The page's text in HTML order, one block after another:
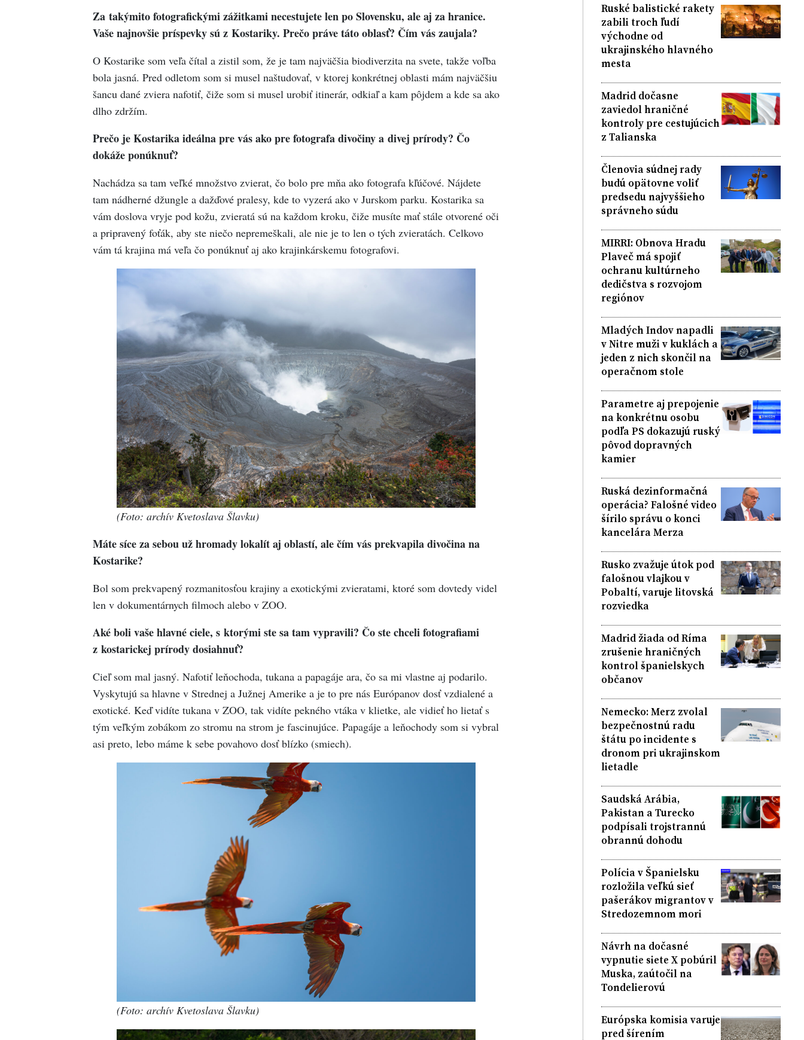
Za takýmito fotografickými zážitkami necestujete len po Slovensku, ale aj za hranice.
Vaše najnovšie príspevky sú z Kostariky. Prečo práve táto oblasť? Čím vás zaujala?
O Kostarike som veľa čítal a zistil som, že je tam najväčšia biodiverzita na svete, takže voľba
bola jasná. Pred odletom som si musel naštudovať, v ktorej konkrétnej oblasti mám najväčšiu
šancu dané zviera nafotiť, čiže som si musel urobiť itinerár, odkiaľ a kam pôjdem a kde sa ako
dlho zdržím.
Prečo je Kostarika ideálna pre vás ako pre fotografa divočiny a divej prírody? Čo
dokáže ponúknuť?
Nachádza sa tam veľké množstvo zvierat, čo bolo pre mňa ako fotografa kľúčové. Nájdete
tam nádherné džungle a dažďové pralesy, kde to vyzerá ako v Jurskom parku. Kostarika sa
vám doslova vryje pod kožu, zvieratá sú na každom kroku, čiže musíte mať stále otvorené oči
a pripravený foťák, aby ste niečo nepremeškali, ale nie je to len o tých zvieratách. Celkovo
vám tá krajina má veľa čo ponúknuť aj ako krajinkárskemu fotografovi.
(Foto: archív Kvetoslava Šlavku)
Máte síce za sebou už hromady lokalít aj oblastí, ale čím vás prekvapila divočina na
Kostarike?
Bol som prekvapený rozmanitosťou krajiny a exotickými zvieratami, ktoré som dovtedy videl
len v dokumentárnych filmoch alebo v ZOO.
Aké boli vaše hlavné ciele, s ktorými ste sa tam vypravili? Čo ste chceli fotografiami
z kostarickej prírody dosiahnuť?
Cieľ som mal jasný. Nafotiť leňochoda, tukana a papagáje ara, čo sa mi vlastne aj podarilo.
Vyskytujú sa hlavne v Strednej a Južnej Amerike a je to pre nás Európanov dosť vzdialené a
exotické. Keď vidíte tukana v ZOO, tak vidíte pekného vtáka v klietke, ale vidieť ho lietať s
tým veľkým zobákom zo stromu na strom je fascinujúce. Papagáje a leňochody som si vybral
asi preto, lebo máme k sebe povahovo dosť blízko (smiech).
(Foto: archív Kvetoslava Šlavku)
Ruské balistické rakety
zabili troch ľudí
východne od
ukrajinského hlavného
mesta
Madrid dočasne
zaviedol hraničné
kontroly pre cestujúcich
z Talianska
Členovia súdnej rady
budú opätovne voliť
predsedu najvyššieho
správneho súdu
MIRRI: Obnova Hradu
Plaveč má spojiť
ochranu kultúrneho
dedičstva s rozvojom
regiónov
Mladých Indov napadli
v Nitre muži v kuklách a
jeden z nich skončil na
operačnom stole
Parametre aj prepojenie
na konkrétnu osobu
podľa PS dokazujú ruský
pôvod dopravných
kamier
Ruská dezinformačná
operácia? Falošné video
šírilo správu o konci
kancelára Merza
Rusko zvažuje útok pod
falošnou vlajkou v
Pobaltí, varuje litovská
rozviedka
Madrid žiada od Ríma
zrušenie hraničných
kontrol španielskych
občanov
Nemecko: Merz zvolal
bezpečnostnú radu
štátu po incidente s
dronom pri ukrajinskom
lietadle
Saudská Arábia,
Pakistan a Turecko
podpísali trojstrannú
obrannú dohodu
Polícia v Španielsku
rozložila veľkú sieť
pašerákov migrantov v
Stredozemnom mori
Návrh na dočasné
vypnutie siete X pobúril
Muska, zaútočil na
Tondelierovú
Európska komisia varuje
pred šírením